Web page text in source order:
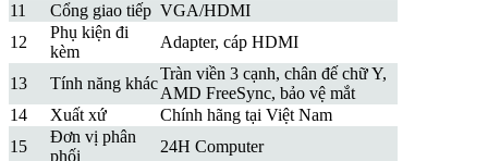
11
Cổng giao tiếp VGA/HDMI
12
Phụ kiện đi
kèm
Adapter, cáp HDMI
13 Tính năng khác
Tràn viền 3 cạnh, chân đế chữ Y,
AMD FreeSync, bảo vệ mắt
14
Xuất xứ
Chính hãng tại Việt Nam
15
Đơn vị phân
phối
24H Computer